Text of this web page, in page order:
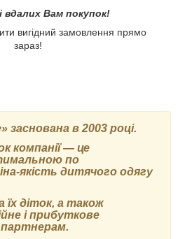
вдалих Вам покупок!
вигідний замовлення прямо
зараз!
заснована в 2003 році.
компанії ― це
по
якість дитячого одягу
діток, а також
і прибуткове